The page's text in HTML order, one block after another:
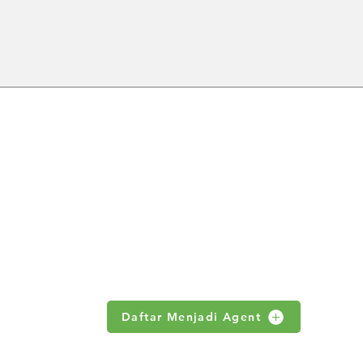
Daftar Menjadi Agent